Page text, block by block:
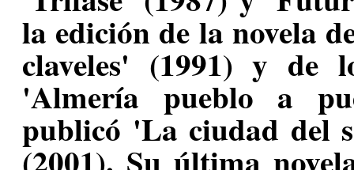
la edición de la novela
claveles' (1991) y de
'Almería pueblo a
publicó 'La ciudad del
(2001). Su última